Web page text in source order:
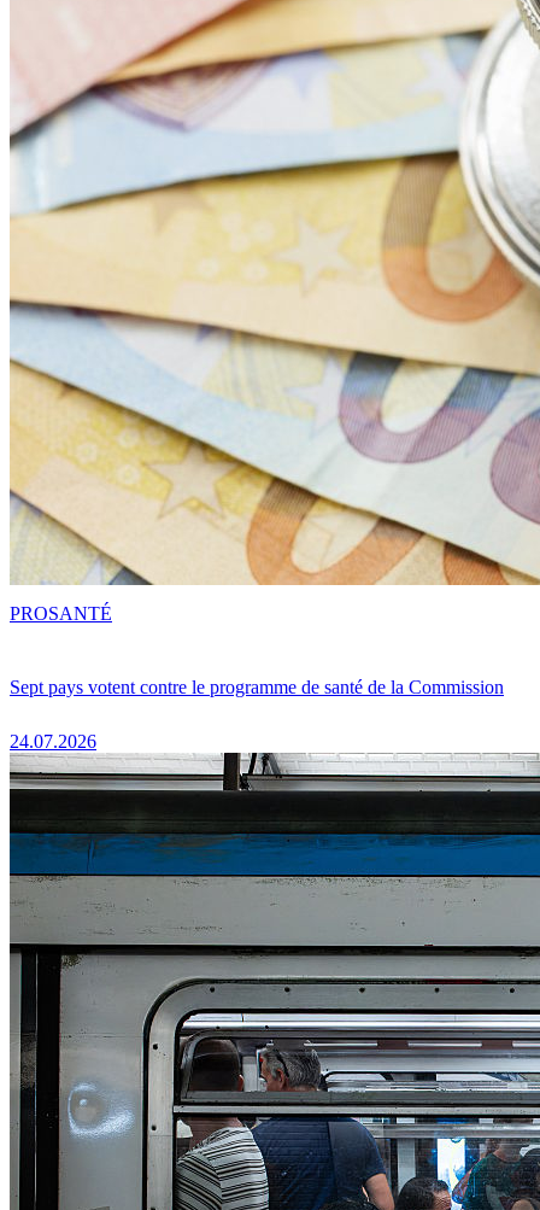
Sept pays votent contre le programme de santé de la Commission
24.07.2026
PROSANTÉ